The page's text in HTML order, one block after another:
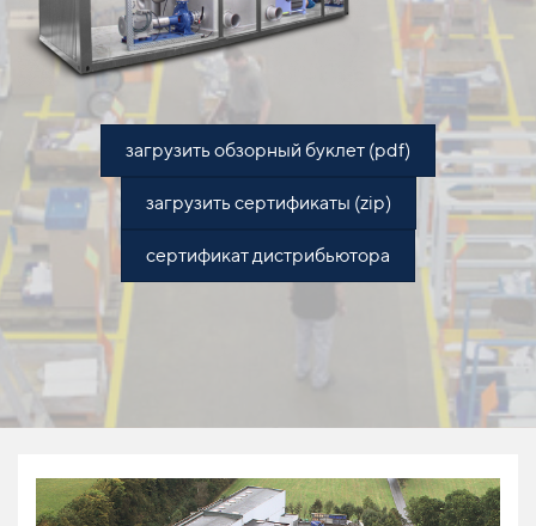
загрузить обзорный буклет (pdf)
загрузить сертификаты (zip)
сертификат дистрибьютора